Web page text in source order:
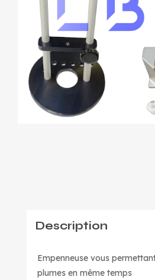
Description
Empenneuse vous
plumes en même temps